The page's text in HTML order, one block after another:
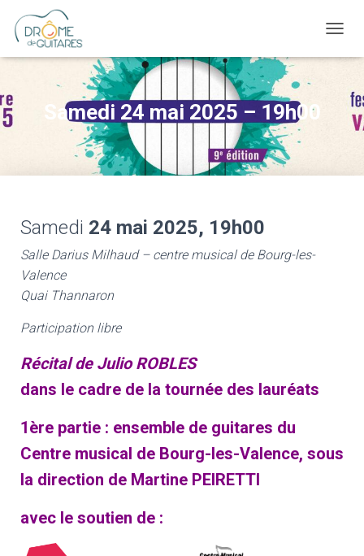
Samedi 24 mai 2025 – 19h00
Samedi 24 mai 2025, 19h00
Salle Darius Milhaud – centre musical de Bourg-les-
Valence
Quai Thannaron
Participation libre
Récital de Julio ROBLES
dans le cadre de la tournée des lauréats
1ère partie : ensemble de guitares du
Centre musical de Bourg-les-Valence, sous
la direction de Martine PEIRETTI
avec le soutien de :